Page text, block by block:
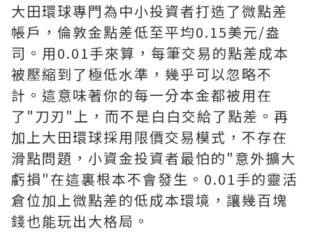
大田環球專門為中小投資者打造了微點差
帳戶，倫敦金點差低至平均0.15美元/盎
司。用0.01手來算，每筆交易的點差成本
被壓縮到了極低水準，幾乎可以忽略不
計。這意味著你的每一分本金都被用在
了"刀刃"上，而不是白白交給了點差。再
加上大田環球採用限價交易模式，不存在
滑點問題，小資金投資者最怕的"意外擴大
虧損"在這裏根本不會發生。0.01手的靈活
倉位加上微點差的低成本環境，讓幾百塊
錢也能玩出大格局。